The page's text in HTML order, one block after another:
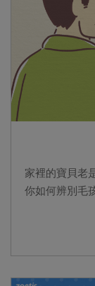
家裡的寶貝老
你如何辨別毛